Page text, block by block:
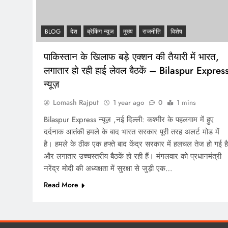
BLOG देश ब्रेकिंग न्यूज मुख्य राजनीति विशेष
पाकिस्तान के खिलाफ बड़े एक्शन की तैयारी में भारत,
लगातार हो रही हाई लेवल बैठकें – Bilaspur
न्यूज़
Lomash Rajput 1 year ago 0 1 mins
Bilaspur Express न्यूज़ ,नई दिल्ली: कश्मीर के पहलगाम में हुए
दर्दनाक आतंकी हमले के बाद भारत सरकार पूरी तरह अलर्ट मोड में
है। हमले के ठीक एक हफ्ते बाद केंद्र सरकार में हलचल तेज हो गई है
और लगातार उच्चस्तरीय बैठकें हो रही हैं। मंगलवार को प्रधानमंत्री
नरेंद्र मोदी की अध्यक्षता में सुरक्षा से जुड़ी एक…
Read More